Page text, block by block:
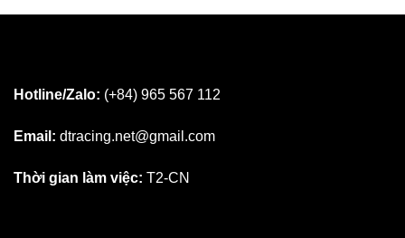
Hotline/Zalo: (+84) 965 567 112
Email: dtracing.net@gmail.com
Thời gian làm việc: T2-CN